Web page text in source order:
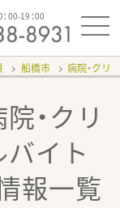
00-19：00
船橋市 病院・クリ
・クリ
バイト
報一覧